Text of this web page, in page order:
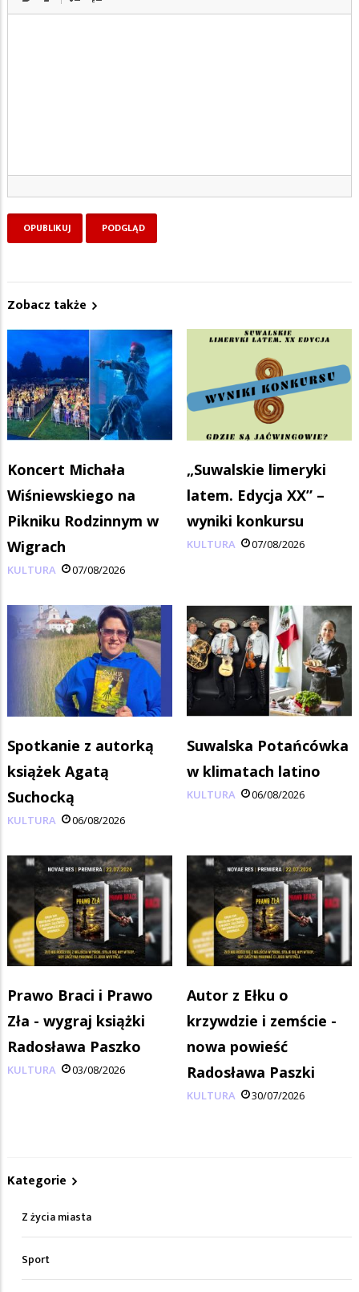
Zobacz także
Koncert Michała
Wiśniewskiego na
Pikniku Rodzinnym w
Wigrach
KULTURA 07/08/2026
„Suwalskie limeryki
latem. Edycja XX” –
wyniki konkursu
KULTURA 07/08/2026
Spotkanie z autorką
książek Agatą
Suchocką
KULTURA 06/08/2026
Suwalska Potańcówka
w klimatach latino
KULTURA 06/08/2026
Prawo Braci i Prawo
Zła - wygraj książki
Radosława Paszko
KULTURA 03/08/2026
Autor z Ełku o
krzywdzie i zemście -
nowa powieść
Radosława Paszki
KULTURA 30/07/2026
Kategorie
Z życia miasta
Sport